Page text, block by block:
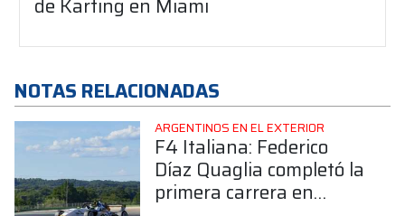
NOTAS RELACIONADAS
ARGENTINOS EN EL EXTERIOR
F4 Italiana: Federico
Díaz Quaglia completó la
primera carrera en